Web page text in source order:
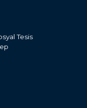
Tesis